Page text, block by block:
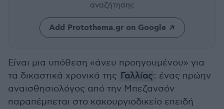
αναζήτησης
Add Protothema.gr on Google
Είναι μια υπόθεση «άνευ προηγουμένου» για
τα δικαστικά χρονικά της Γαλλίας: ένας πρώην
αναισθησιολόγος από την Μπεζανσόν
παραπέμπεται στο κακουργιοδικείο επειδή